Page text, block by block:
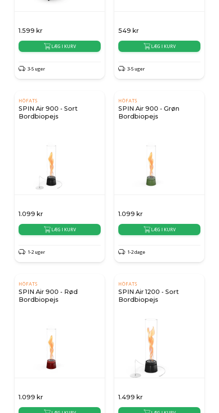
1.599 kr
LÆG I KURV
3-5 uger
549 kr
LÆG I KURV
3-5 uger
HÖFATS
SPIN Air 900 - Sort
Bordbiopejs
1.099 kr
LÆG I KURV
1-2 uger
HÖFATS
SPIN Air 900 - Grøn
Bordbiopejs
1.099 kr
LÆG I KURV
1-2 dage
HÖFATS
SPIN Air 900 - Rød
Bordbiopejs
1.099 kr
HÖFATS
SPIN Air 1200 - Sort
Bordbiopejs
1.499 kr